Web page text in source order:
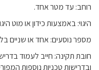
רוחב: עד מטר אחד.
היגוי: באמצעות כידון או מוט
מספר נוסעים: אחד או שניים
ובדרישות טכניות נוספות